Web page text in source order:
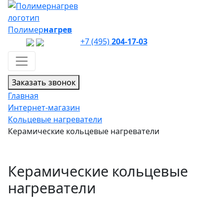
Полимернагрев
+7 (495)204-17-03
Заказать звонок
Главная
Интернет-магазин
Кольцевые нагреватели
Керамические кольцевые нагреватели
Керамические кольцевые
нагреватели